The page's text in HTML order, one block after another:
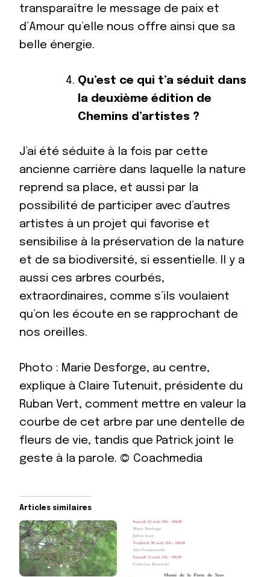
transparaître le message de paix et
d’Amour qu’elle nous offre ainsi que sa
belle énergie.
Qu’est ce qui t’a séduit dans
la deuxième édition de
Chemins d’artistes ?
J’ai été séduite à la fois par cette
ancienne carrière dans laquelle la nature
reprend sa place, et aussi par la
possibilité de participer avec d’autres
artistes à un projet qui favorise et
sensibilise à la préservation de la nature
et de sa biodiversité, si essentielle. Il y a
aussi ces arbres courbés,
extraordinaires, comme s’ils voulaient
qu’on les écoute en se rapprochant de
nos oreilles.
Photo : Marie Desforge, au centre,
explique à Claire Tutenuit, présidente du
Ruban Vert, comment mettre en valeur la
courbe de cet arbre par une dentelle de
fleurs de vie, tandis que Patrick joint le
geste à la parole. © Coachmedia
Articles similaires